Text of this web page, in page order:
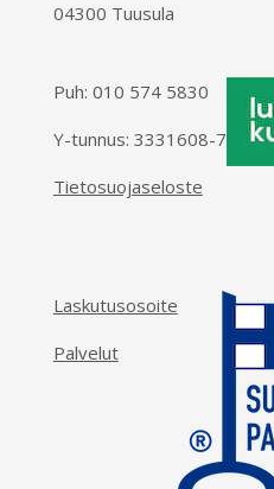
04300 Tuusula
Puh: 010 574 5830
Y-tunnus: 3331608-7
Tietosuojaseloste
Laskutusosoite
Palvelut